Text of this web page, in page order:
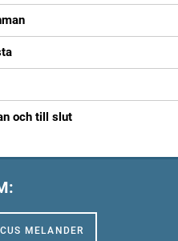
och till slut
MELANDER